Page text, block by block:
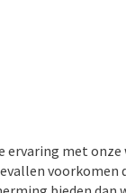
ervaring met
voorkomen